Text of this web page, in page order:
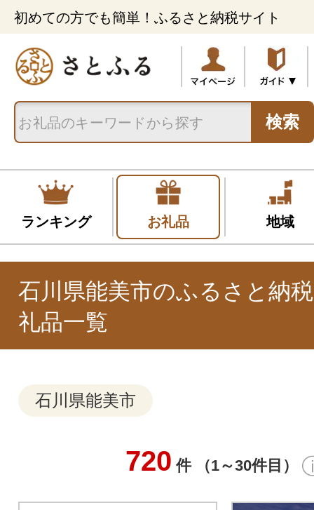
初めての方でも簡単！ふるさと納税サイト
検索
ランキング お礼品 地域
石川県能美市のふるさと納
礼品一覧
石川県能美市
720 件 （1～30件目）